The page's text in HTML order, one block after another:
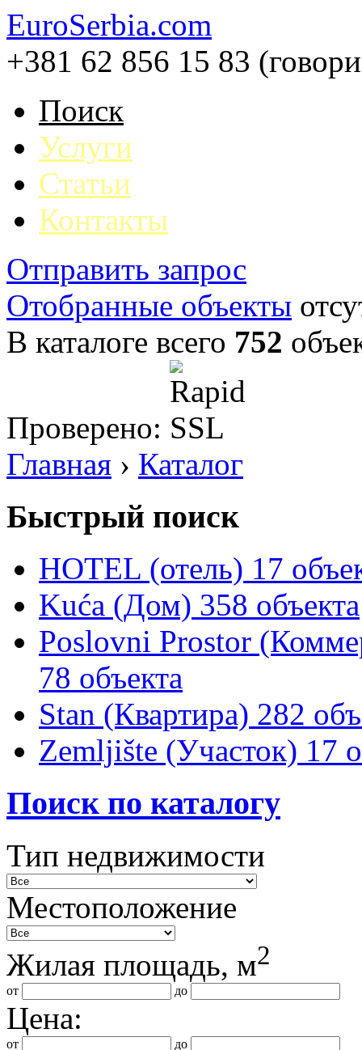
EuroSerbia.com
+381 62 856 15 83
Поиск
Услуги
Статьи
Контакты
Отправить запрос
Отобранные объекты
В каталоге всего 752
Проверено:
Главная › Каталог
Быстрый поиск
HOTEL (отель) 17
Kuća (Дом) 358 объекта
Poslovni Prostor
78 объекта
Stan (Квартира) 282
Zemljište (Участок) 17
Поиск по каталогу
Тип недвижимости
Местоположение
Жилая площадь, м2
от до
Цена:
от до